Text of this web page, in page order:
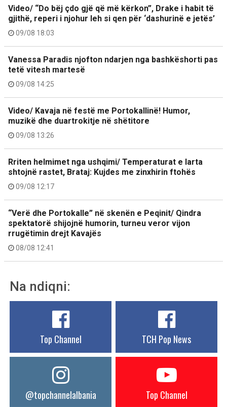
Video/ “Do bëj çdo gjë që më kërkon”, Drake i habit të
gjithë, reperi i njohur leh si qen për ‘dashurinë e jetës’
09/08 18:03
Vanessa Paradis njofton ndarjen nga bashkëshorti pas
tetë vitesh martesë
09/08 14:25
Video/ Kavaja në festë me Portokallinë! Humor,
muzikë dhe duartrokitje në shëtitore
09/08 13:26
Rriten helmimet nga ushqimi/ Temperaturat e larta
shtojnë rastet, Brataj: Kujdes me zinxhirin ftohës
09/08 12:17
“Verë dhe Portokalle” në skenën e Peqinit/ Qindra
spektatorë shijojnë humorin, turneu veror vijon
rrugëtimin drejt Kavajës
08/08 12:41
Na ndiqni:
Top Channel TCH Pop News
@topchannelalbania Top Channel